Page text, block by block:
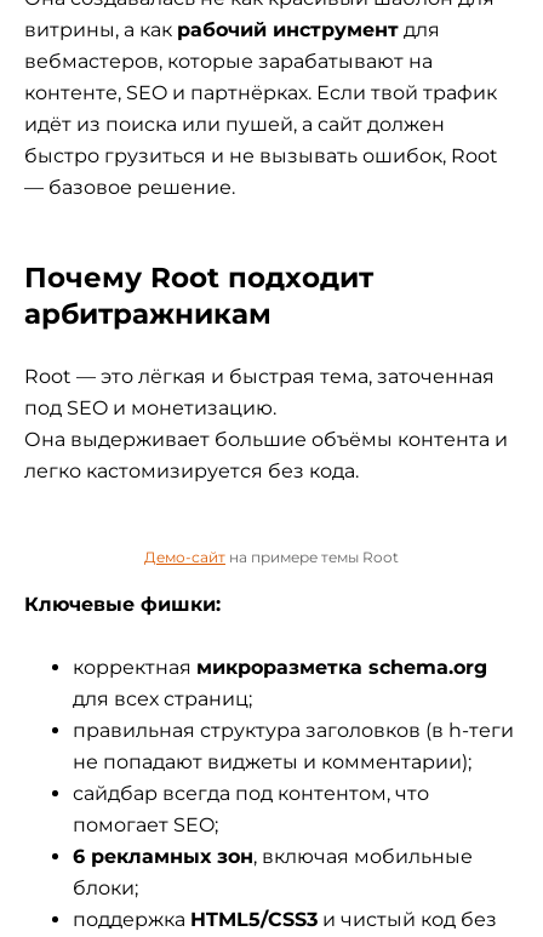
витрины, а как рабочий инструмент для
вебмастеров, которые зарабатывают на
контенте, SEO и партнёрках. Если твой трафик
идёт из поиска или пушей, а сайт должен
быстро грузиться и не вызывать ошибок, Root
— базовое решение.
Почему Root подходит
арбитражникам
Root — это лёгкая и быстрая тема, заточенная
под SEO и монетизацию.
Она выдерживает большие объёмы контента и
легко кастомизируется без кода.
Демо-сайт на примере темы Root
Ключевые фишки:
корректная микроразметка schema.org
для всех страниц;
правильная структура заголовков (в h-теги
не попадают виджеты и комментарии);
сайдбар всегда под контентом, что
помогает SEO;
6 рекламных зон, включая мобильные
блоки;
поддержка HTML5/CSS3 и чистый код без